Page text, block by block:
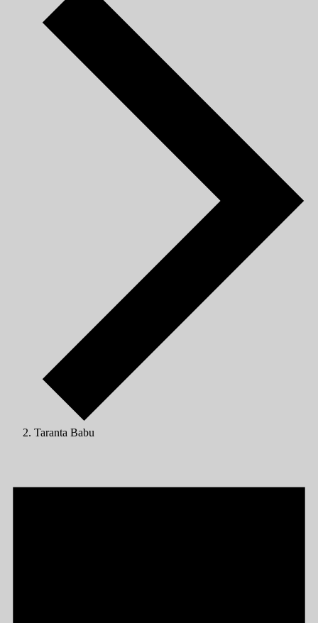
Taranta Babu